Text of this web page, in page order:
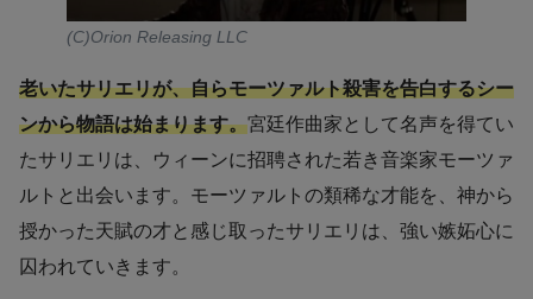
(C)Orion Releasing LLC
老いたサリエリが、自らモーツァルト殺害を告白するシー
ンから物語は始まります。宮廷作曲家として名声を得てい
たサリエリは、ウィーンに招聘された若き音楽家モーツァ
ルトと出会います。モーツァルトの類稀な才能を、神から
授かった天賦の才と感じ取ったサリエリは、強い嫉妬心に
囚われていきます。